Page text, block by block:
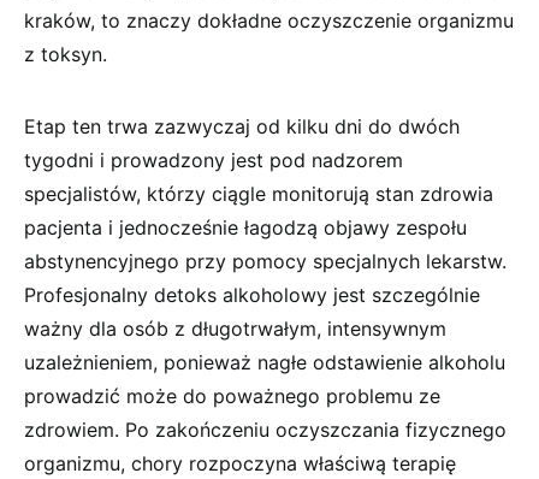
kraków, to znaczy dokładne oczyszczenie organizmu
z toksyn.
Etap ten trwa zazwyczaj od kilku dni do dwóch
tygodni i prowadzony jest pod nadzorem
specjalistów, którzy ciągle monitorują stan zdrowia
pacjenta i jednocześnie łagodzą objawy zespołu
abstynencyjnego przy pomocy specjalnych lekarstw.
Profesjonalny detoks alkoholowy jest szczególnie
ważny dla osób z długotrwałym, intensywnym
uzależnieniem, ponieważ nagłe odstawienie alkoholu
prowadzić może do poważnego problemu ze
zdrowiem. Po zakończeniu oczyszczania fizycznego
organizmu, chory rozpoczyna właściwą terapię